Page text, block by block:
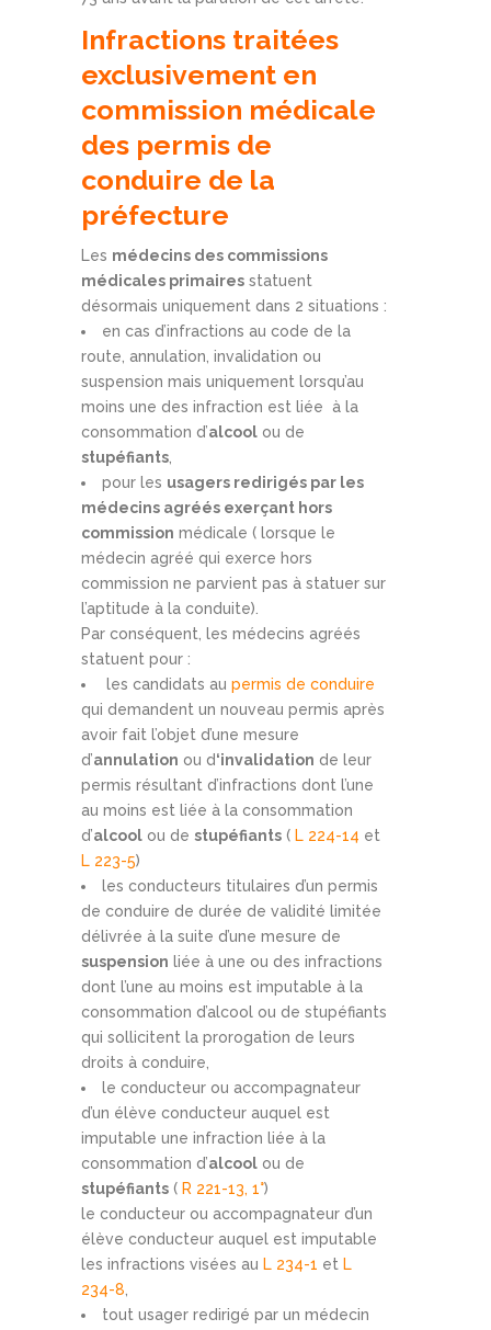
Infractions traitées
exclusivement en
commission médicale
des permis de
conduire de la
préfecture
Les médecins des commissions
médicales primaires statuent
désormais uniquement dans 2 situations :
en cas d’infractions au code de la
route, annulation, invalidation ou
suspension mais uniquement lorsqu’au
moins une des infraction est liée à la
consommation d’alcool ou de
stupéfiants,
pour les usagers redirigés par les
médecins agréés exerçant hors
commission médicale ( lorsque le
médecin agréé qui exerce hors
commission ne parvient pas à statuer sur
l’aptitude à la conduite).
Par conséquent, les médecins agréés
statuent pour :
les candidats au permis de conduire
qui demandent un nouveau permis après
avoir fait l’objet d’une mesure
d’annulation ou d‘invalidation de leur
permis résultant d’infractions dont l’une
au moins est liée à la consommation
d’alcool ou de stupéfiants ( L 224-14 et
L 223-5)
les conducteurs titulaires d’un permis
de conduire de durée de validité limitée
délivrée à la suite d’une mesure de
suspension liée à une ou des infractions
dont l’une au moins est imputable à la
consommation d’alcool ou de stupéfiants
qui sollicitent la prorogation de leurs
droits à conduire,
le conducteur ou accompagnateur
d’un élève conducteur auquel est
imputable une infraction liée à la
consommation d’alcool ou de
stupéfiants ( R 221-13, 1°)
le conducteur ou accompagnateur d’un
élève conducteur auquel est imputable
les infractions visées au L 234-1 et L
234-8,
tout usager redirigé par un médecin